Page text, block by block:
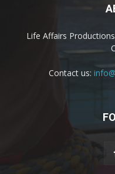
Life Affairs
Contact us: